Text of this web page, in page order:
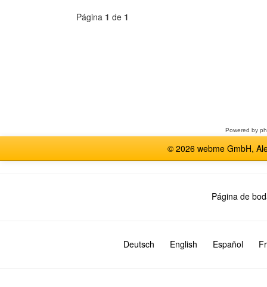
Página 1 de 1
Powered by
© 2026 webme GmbH,
Página de
Deutsch English Español